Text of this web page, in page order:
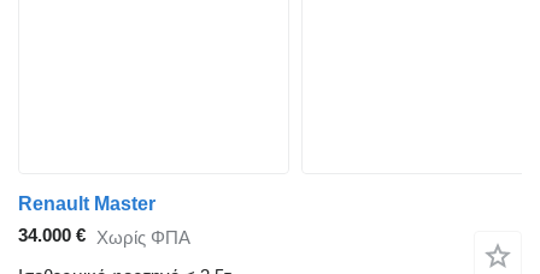
Renault Master
34.000 € Χωρίς ΦΠΑ